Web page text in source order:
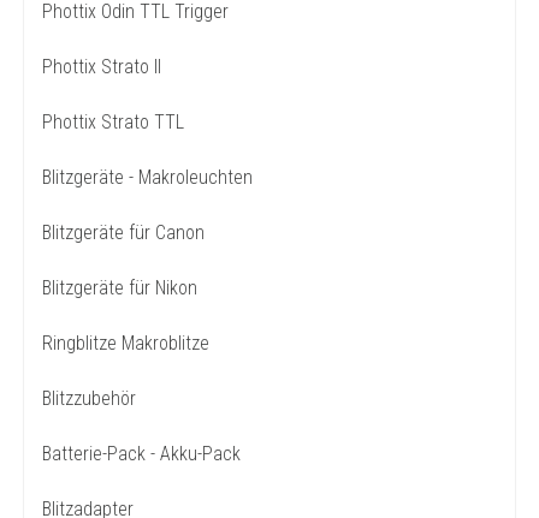
Phottix Odin TTL Trigger
Phottix Strato II
Phottix Strato TTL
Blitzgeräte - Makroleuchten
Blitzgeräte für Canon
Blitzgeräte für Nikon
Ringblitze Makroblitze
Blitzzubehör
Batterie-Pack - Akku-Pack
Blitzadapter